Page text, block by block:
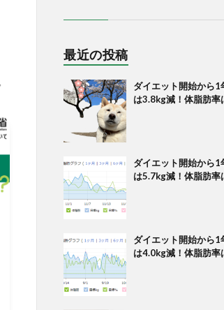
最近の投稿
ダイエット開始から
は3.8kg減！体脂肪率
ダイエット開始から1
は5.7kg減！体脂肪率
ダイエット開始から1
は4.0kg減！体脂肪率